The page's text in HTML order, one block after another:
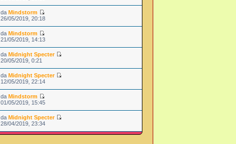
daMindstorm
26/05/2019, 20:18
daMindstorm
21/05/2019, 14:13
daMidnight Specter
20/05/2019, 0:21
daMidnight Specter
12/05/2019, 22:14
daMindstorm
01/05/2019, 15:45
daMidnight Specter
28/04/2019, 23:34